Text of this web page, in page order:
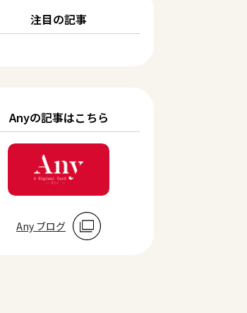
注目の記事
Anyの記事はこちら
Any ブログ